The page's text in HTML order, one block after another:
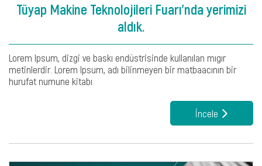
Tüyap Makine Teknolojileri Fuarı'nda yerimizi
aldık.
Lorem Ipsum, dizgi ve baskı endüstrisinde kullanılan mıgır
metinlerdir. Lorem Ipsum, adı bilinmeyen bir matbaacının bir
hurufat numune kitabı
İncele